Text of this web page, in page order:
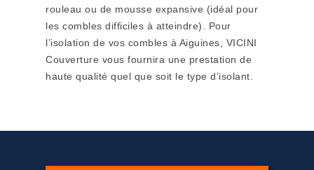
rouleau ou de mousse expansive (idéal pour
les combles difficiles à atteindre). Pour
l’isolation de vos combles à Aiguines, VICINI
Couverture vous fournira une prestation de
haute qualité quel que soit le type d’isolant.